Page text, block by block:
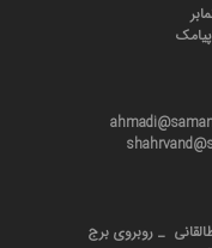
_ روبروی برج